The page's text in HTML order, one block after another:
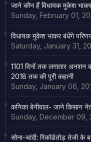
जाने कौन हैं विधायक मुकेश भाकर
Sunday, February 01,
विधायक मुकेश भाकर बंधेंगे
Saturday, January 31,
1101 दिनों तक लगातार अनशन
2018 तक की पूरी कहानी
Sunday, January 06,
कनिका बेनीवाल- जाने किसान
Sunday, December 09,
सोना-चांदी: रिकॉर्डतोड़ तेजी